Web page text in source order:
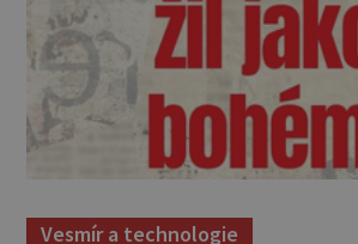
Vesmír a technologie